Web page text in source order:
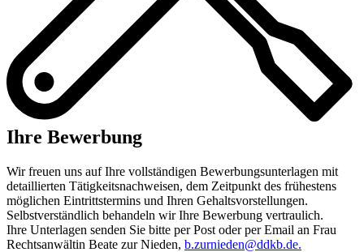
Ihre Bewerbung
Wir freuen uns auf Ihre vollständigen Bewerbungsunterlagen mit
detaillierten Tätigkeitsnachweisen, dem Zeitpunkt des frühestens
möglichen Eintrittstermins und Ihren Gehaltsvorstellungen.
Selbstverständlich behandeln wir Ihre Bewerbung vertraulich.
Ihre Unterlagen senden Sie bitte per Post oder per Email an Frau
Rechtsanwältin Beate zur Nieden, b.zurnieden@ddkb.de.